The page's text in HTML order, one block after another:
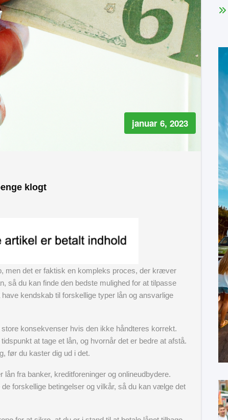
januar 6, 2023
klogt
men det er faktisk en kompleks proces, der kræver
så du kan finde den bedste mulighed for at tilpasse
kendskab til forskellige typer lån og ansvarlige
konsekvenser hvis den ikke håndteres korrekt.
at tage et lån, og hvornår det er bedre at afstå.
før du kaster dig ud i det.
fra banker, kreditforeninger og onlineudbydere.
forskellige betingelser og vilkår, så du kan vælge det